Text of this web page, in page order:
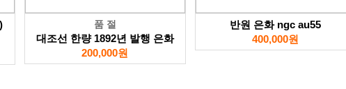
품 절
대조선 한량 1892년 발행 은화
200,000원
반원 은화 ngc au55
400,000원